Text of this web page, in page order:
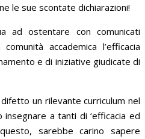
le sue scontate dichiarazioni!
ad ostentare con comunicati
accademica l’efficacia
e di iniziative giudicate di
un rilevante curriculum nel
a tanti di ‘efficacia ed
sarebbe carino sapere